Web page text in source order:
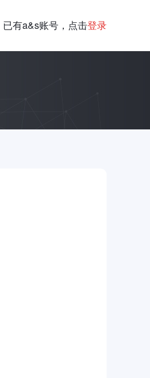
已有a&s账号，点击登录